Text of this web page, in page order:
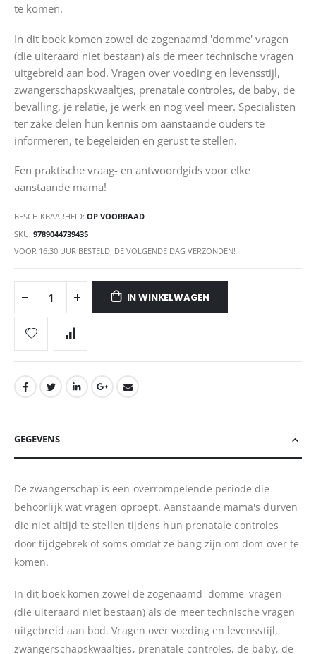
te komen.
In dit boek komen zowel de zogenaamd 'domme' vragen
(die uiteraard niet bestaan) als de meer technische vragen
uitgebreid aan bod. Vragen over voeding en levensstijl,
zwangerschapskwaaltjes, prenatale controles, de baby, de
bevalling, je relatie, je werk en nog veel meer. Specialisten
ter zake delen hun kennis om aanstaande ouders te
informeren, te begeleiden en gerust te stellen.
Een praktische vraag- en antwoordgids voor elke
aanstaande mama!
BESCHIKBAARHEID: OP VOORRAAD
SKU 9789044739435
VOOR 16:30 UUR BESTELD, DE VOLGENDE DAG VERZONDEN!
IN WINKELWAGEN
GEGEVENS
De zwangerschap is een overrompelende periode die
behoorlijk wat vragen oproept. Aanstaande mama's durven
die niet altijd te stellen tijdens hun prenatale controles
door tijdgebrek of soms omdat ze bang zijn om dom over te
komen.
In dit boek komen zowel de zogenaamd 'domme' vragen
(die uiteraard niet bestaan) als de meer technische vragen
uitgebreid aan bod. Vragen over voeding en levensstijl,
zwangerschapskwaaltjes, prenatale controles, de baby, de